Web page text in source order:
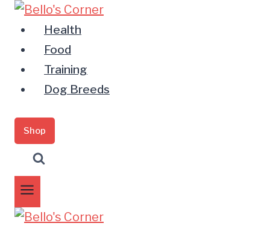
Zum
Inhalt
springen
Health
Food
Training
Dog Breeds
Shop